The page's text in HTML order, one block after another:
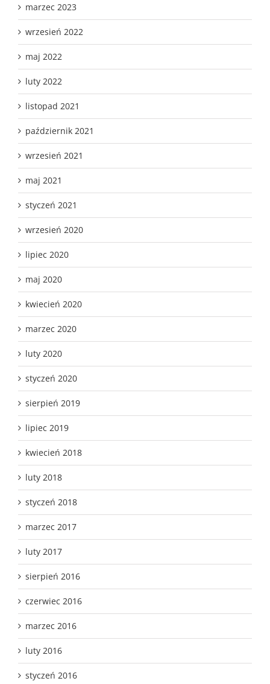
marzec 2023
wrzesień 2022
maj 2022
luty 2022
listopad 2021
październik 2021
wrzesień 2021
maj 2021
styczeń 2021
wrzesień 2020
lipiec 2020
maj 2020
kwiecień 2020
marzec 2020
luty 2020
styczeń 2020
sierpień 2019
lipiec 2019
kwiecień 2018
luty 2018
styczeń 2018
marzec 2017
luty 2017
sierpień 2016
czerwiec 2016
marzec 2016
luty 2016
styczeń 2016